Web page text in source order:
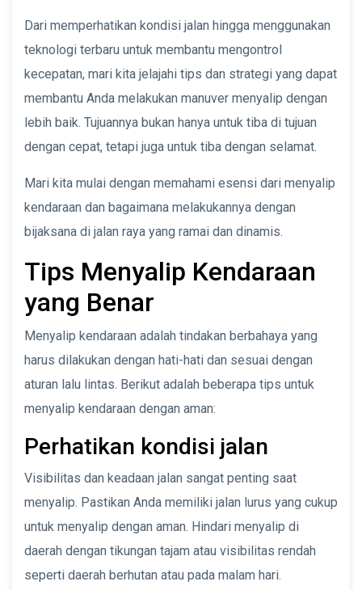
Dari memperhatikan kondisi jalan hingga menggunakan
teknologi terbaru untuk membantu mengontrol
kecepatan, mari kita jelajahi tips dan strategi yang dapat
membantu Anda melakukan manuver menyalip dengan
lebih baik. Tujuannya bukan hanya untuk tiba di tujuan
dengan cepat, tetapi juga untuk tiba dengan selamat.
Mari kita mulai dengan memahami esensi dari menyalip
kendaraan dan bagaimana melakukannya dengan
bijaksana di jalan raya yang ramai dan dinamis.
Tips Menyalip Kendaraan
yang Benar
Menyalip kendaraan adalah tindakan berbahaya yang
harus dilakukan dengan hati-hati dan sesuai dengan
aturan lalu lintas. Berikut adalah beberapa tips untuk
menyalip kendaraan dengan aman:
Perhatikan kondisi jalan
Visibilitas dan keadaan jalan sangat penting saat
menyalip. Pastikan Anda memiliki jalan lurus yang cukup
untuk menyalip dengan aman. Hindari menyalip di
daerah dengan tikungan tajam atau visibilitas rendah
seperti daerah berhutan atau pada malam hari.